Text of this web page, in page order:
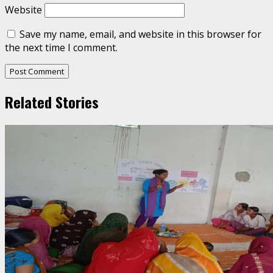
Website
Save my name, email, and website in this browser for
the next time I comment.
Related Stories